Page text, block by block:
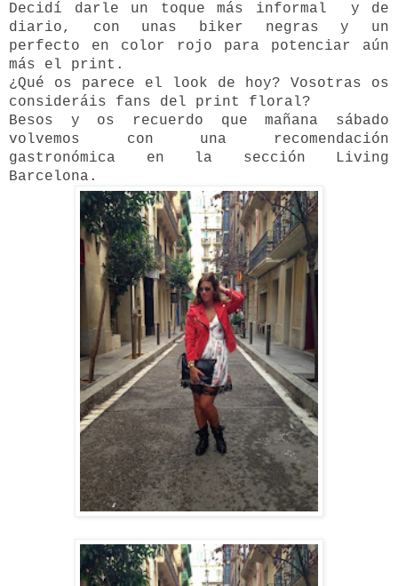
Decidí darle un toque más informal y de
diario, con unas biker negras y un
perfecto en color rojo para potenciar aún
más el print.
¿Qué os parece el look de hoy? Vosotras os
consideráis fans del print floral?
Besos y os recuerdo que mañana sábado
volvemos con una recomendación
gastronómica en la sección Living
Barcelona.